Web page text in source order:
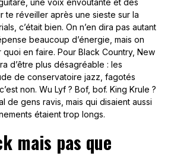
te réveiller après une sieste sur la
c’était bien. On n’en dira pas autant
beaucoup d’énergie, mais on
en faire. Pour Black Country, New
d’être plus désagréable : les
de conservatoire jazz, fagotés
non. Wu Lyf ? Bof, bof. King Krule ?
de gens ravis, mais qui disaient aussi
étaient trop longs.
mais pas que